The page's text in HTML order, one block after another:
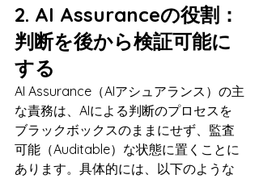
2. AI Assuranceの役割：
判断を後から検証可能に
する
AI Assurance（AIアシュアランス）の主
な責務は、AIによる判断のプロセスを
ブラックボックスのままにせず、監査
可能（Auditable）な状態に置くことに
あります。具体的には、以下のような